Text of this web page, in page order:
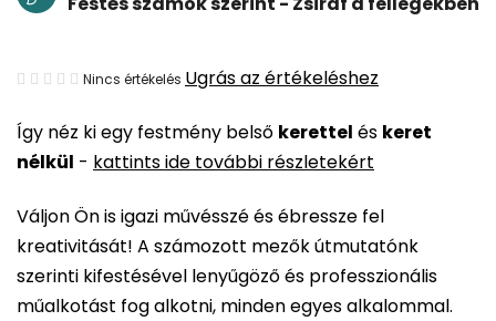
Így néz ki egy festmény belső kerettel és keret
nélkül - kattints ide további részletekért
Váljon Ön is igazi művésszé és ébressze fel
kreativitását! A számozott mezők útmutatónk
szerinti kifestésével lenyűgöző és professzionális
műalkotást fog alkotni, minden egyes alkalommal.
A
átlagos
értékelése
ből
0,0
csillag.
Nincs értékelés Ugrás az értékeléshez